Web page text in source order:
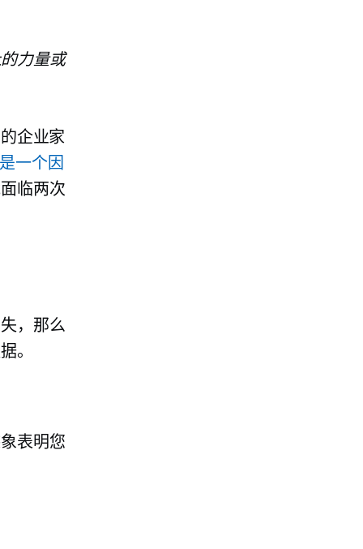
力量或
企业家
一个因
临两次
，那么
。
表明您